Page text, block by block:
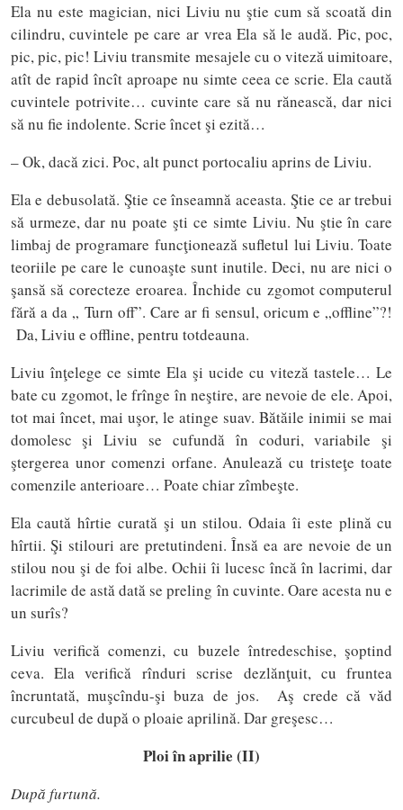
Ela nu este magician, nici Liviu nu ştie cum să scoată din
cilindru, cuvintele pe care ar vrea Ela să le audă. Pic, poc,
pic, pic, pic! Liviu transmite mesajele cu o viteză uimitoare,
atît de rapid încît aproape nu simte ceea ce scrie. Ela caută
cuvintele potrivite… cuvinte care să nu rănească, dar nici
să nu fie indolente. Scrie încet şi ezită…
– Ok, dacă zici. Poc, alt punct portocaliu aprins de Liviu.
Ela e debusolată. Ştie ce înseamnă aceasta. Ştie ce ar trebui
să urmeze, dar nu poate şti ce simte Liviu. Nu ştie în care
limbaj de programare funcţionează sufletul lui Liviu. Toate
teoriile pe care le cunoaşte sunt inutile. Deci, nu are nici o
şansă să corecteze eroarea. Închide cu zgomot computerul
fără a da „ Turn off”. Care ar fi sensul, oricum e „offline”?!
Da, Liviu e offline, pentru totdeauna.
Liviu înţelege ce simte Ela şi ucide cu viteză tastele… Le
bate cu zgomot, le frînge în neştire, are nevoie de ele. Apoi,
tot mai încet, mai uşor, le atinge suav. Bătăile inimii se mai
domolesc şi Liviu se cufundă în coduri, variabile şi
ştergerea unor comenzi orfane. Anulează cu tristeţe toate
comenzile anterioare… Poate chiar zîmbeşte.
Ela caută hîrtie curată şi un stilou. Odaia îi este plină cu
hîrtii. Şi stilouri are pretutindeni. Însă ea are nevoie de un
stilou nou şi de foi albe. Ochii îi lucesc încă în lacrimi, dar
lacrimile de astă dată se preling în cuvinte. Oare acesta nu e
un surîs?
Liviu verifică comenzi, cu buzele întredeschise, şoptind
ceva. Ela verifică rînduri scrise dezlănţuit, cu fruntea
încruntată, muşcîndu-şi buza de jos. Aş crede că văd
curcubeul de după o ploaie aprilină. Dar greşesc…
Ploi în aprilie (II)
După furtună.